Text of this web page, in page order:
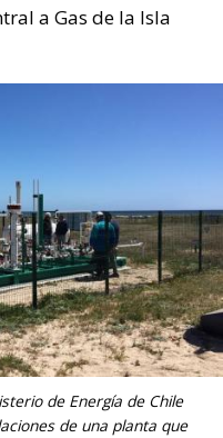
a Gas de la Isla
de Energía de Chile
de una planta que